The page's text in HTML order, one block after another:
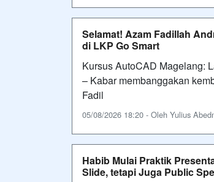
Selamat! Azam Fadillah
di LKP Go Smart
Kursus AutoCAD Magelang:
– Kabar membanggakan
Fadil
05/08/2026 18:20 - Oleh Yulius
Habib Mulai Praktik
Slide, tetapi Juga Public